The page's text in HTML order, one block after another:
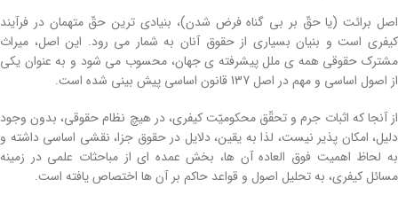
اصل برائت (یا حقّ بر بی گناه فرض شدن)، بنیادی ترین حقّ متهمان در فرآیند
کیفری است و بنیان بسیاری از حقوق آنان به شمار می رود. این اصل، میراث
مشترک حقوقی همه ی ملل پیشرفته ی جهان، محسوب می شود و به عنوان یکی
از اصول اساسی و مهم در اصل 137 قانون اساسی پیش بینی شده است.
از آنجا که اثبات جرم و تحقّق محکومیّت کیفری، در هیچ نظام حقوقی، بدون وجود
دلیل، امکان پذیر نیست، لذا به یقین، دلایل در حقوق جزا، نقشی اساسی داشته و
به لحاظ اهمیت فوق العاده آن ها، بخش عمده ای از مباحثات علمی در زمینه
مسائل کیفری، به تحلیل اصول و قواعد حاکم بر آن ها اختصاص یافته است.